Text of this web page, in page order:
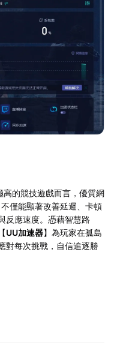
高的競技遊戲而言，優質網
不僅能顯著改善延遲、卡頓
反應速度。憑藉智慧路
UU加速器】為玩家在孤島
對每次挑戰，自信追逐勝